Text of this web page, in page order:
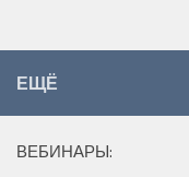
ЕЩЁ
ВЕБИНАРЫ: